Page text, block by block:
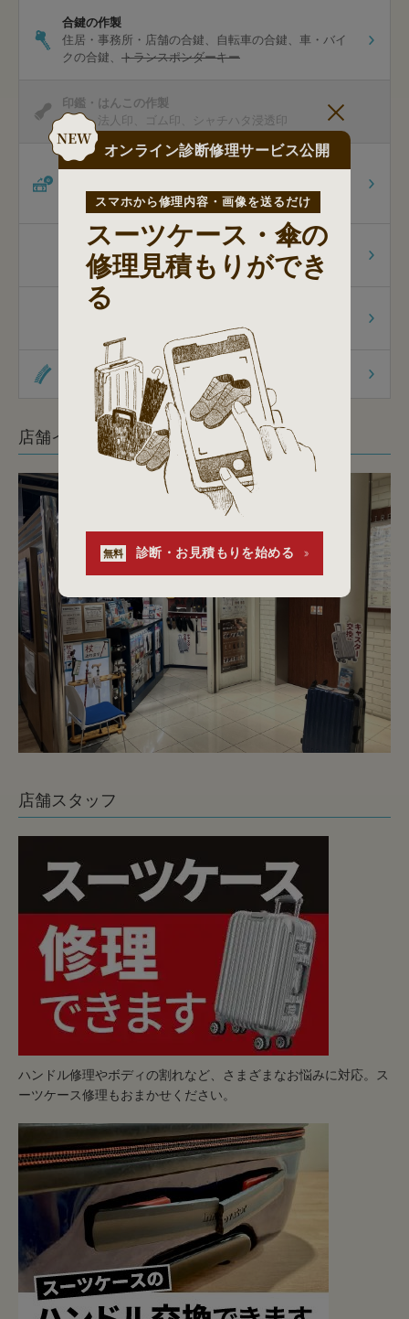
オンライン診断修理サービス公開
スマホから修理内容・画像を送るだけ
スーツケース・傘の
修理見積もりができ
る
無料 診断・お見積もりを始める
合鍵の作製
住居・事務所・店舗の合鍵
自転車の合鍵
車・バイ
クの合鍵
トランスポンダーキー
印鑑・はんこの作製
認印
法人印 ゴム印 シャチハタ浸透印
ダビング
ン]スマホ保存
包丁研ぎ
家庭用包丁
杖先の修理
オリジナル商品
店舗イメージ
店舗スタッフ
ハンドル修理やボディの割れなど、さまざまなお悩みに対応。ス
ーツケース修理もおまかせください。